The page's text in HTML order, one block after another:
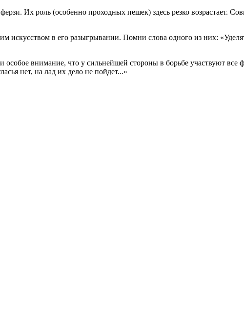
Их роль (особенно проходных пешек) здесь резко возрастает.
искусством в его разыгрывании. Помни слова одного из них:
внимание, что у сильнейшей стороны в борьбе участвуют
нет, на лад их дело не пойдет...»